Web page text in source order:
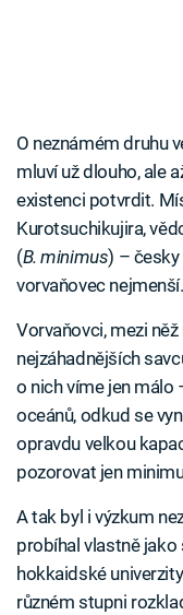
O neznámém druhu
mluví už dlouho, ale
existenci potvrdit.
Kurotsuchikujira,
(B. minimus) –
vorvaňovec nejmenší.
Vorvaňovci, mezi
nejzáhadnějších
o nich víme jen málo
oceánů, odkud se
opravdu velkou
pozorovat jen
A tak byl i výzkum
probíhal vlastně
hokkaidské
různém stupni